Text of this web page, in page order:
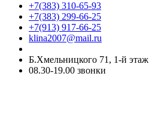
+7(383) 310-65-93
+7(383) 299-66-25
+7(913) 917-66-25
klina2007@mail.ru
Б.Хмельницкого 71, 1-й этаж
08.30-19.00 звонки